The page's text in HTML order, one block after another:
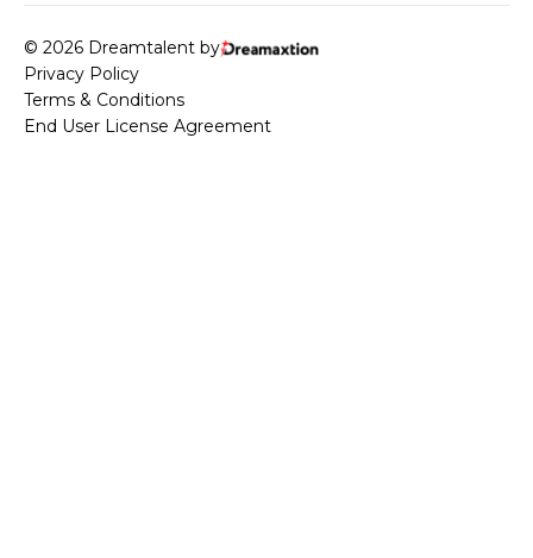
© 2026 Dreamtalent by
Privacy Policy
Terms & Conditions
End User License Agreement